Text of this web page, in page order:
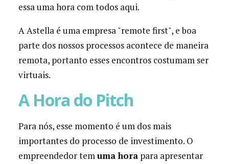
essa uma hora com todos aqui.
A Astella é uma empresa "remote first", e boa
parte dos nossos processos acontece de maneira
remota, portanto esses encontros costumam ser
virtuais.
A Hora do Pitch
Para nós, esse momento é um dos mais
importantes do processo de investimento. O
empreendedor temuma horapara apresentar